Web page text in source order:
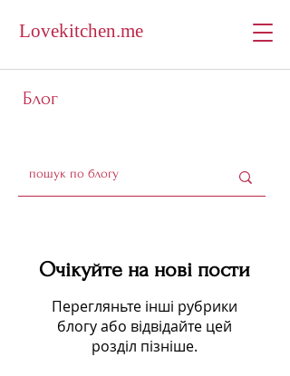
Lovekitchen.me
Блог
Очікуйте на нові пости
Перегляньте інші рубрики
блогу або відвідайте цей
розділ пізніше.